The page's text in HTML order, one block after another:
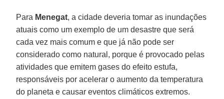
Para Menegat, a cidade deveria tomar as inundações
atuais como um exemplo de um desastre que será
cada vez mais comum e que já não pode ser
considerado como natural, porque é provocado pelas
atividades que emitem gases do efeito estufa,
responsáveis por acelerar o aumento da temperatura
do planeta e causar eventos climáticos extremos.